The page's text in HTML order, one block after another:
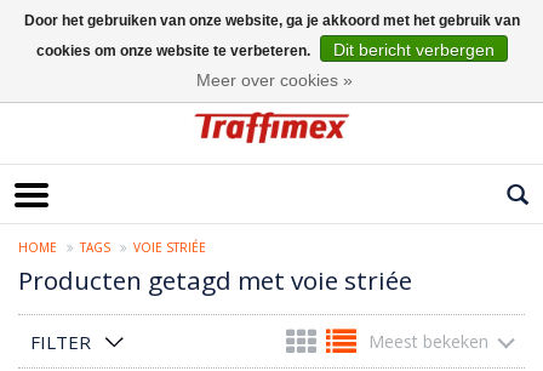
HOME TAGS VOIE STRIÉE
Producten getagd met voie striée
FILTER Meest bekeken
Door het gebruiken van onze website, ga je akkoord met het gebruik van
cookies om onze website te verbeteren.
Dit bericht verbergen
Meer over cookies »